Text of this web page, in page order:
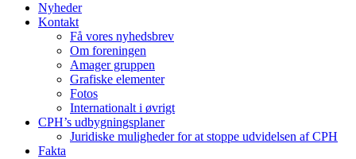
Nyheder
Kontakt
Få vores nyhedsbrev
Om foreningen
Amager gruppen
Grafiske elementer
Fotos
Internationalt i øvrigt
CPH’s udbygningsplaner
Juridiske muligheder for at stoppe udvidelsen af CPH
Fakta